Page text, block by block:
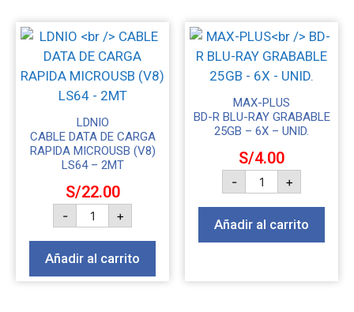
LDNIO
CABLE DATA DE CARGA
RAPIDA MICROUSB (V8)
LS64 – 2MT
S/22.00
- +
Añadir al carrito
MAX-PLUS
BD-R BLU-RAY GRABABLE
25GB – 6X – UNID.
S/4.00
- +
Añadir al carrito